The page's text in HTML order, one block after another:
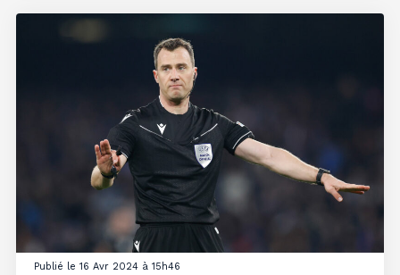
Publié le 16 Avr 2024 à 15h46